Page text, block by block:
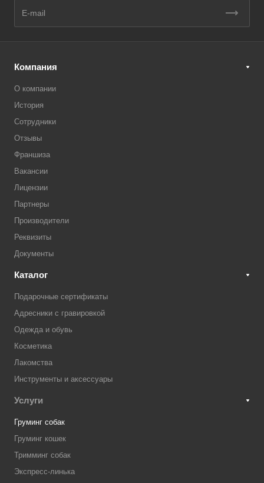
Компания
О компании
История
Сотрудники
Отзывы
Франшиза
Вакансии
Лицензии
Партнеры
Производители
Реквизиты
Документы
Каталог
Подарочные сертификаты
Адресники с гравировкой
Одежда и обувь
Косметика
Лакомства
Инструменты и аксессуары
Услуги
Груминг собак
Груминг кошек
Тримминг собак
Экспресс-линька